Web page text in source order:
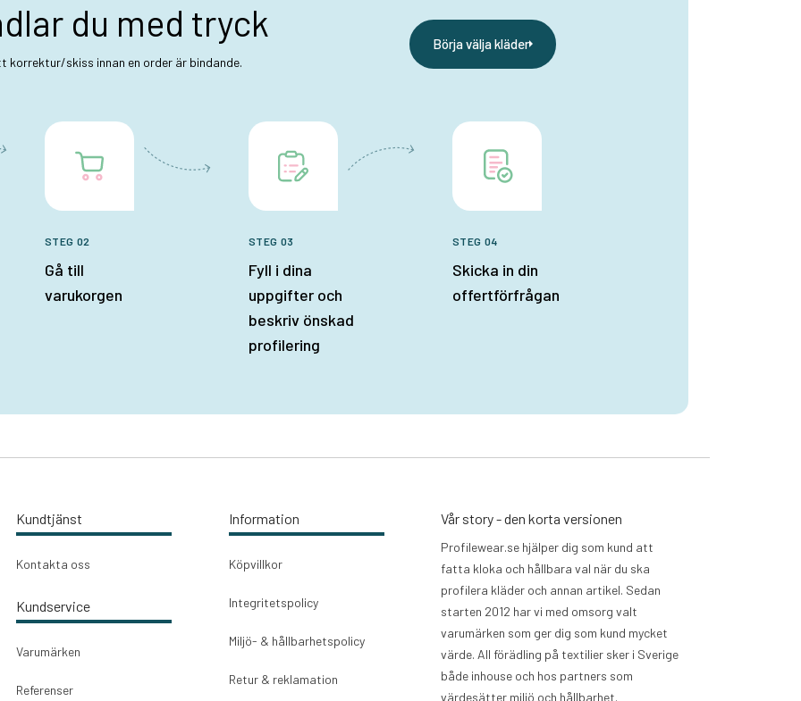
du med tryck
korrektur/skiss innan en order är bindande.
Börja välja kläder
STEG 02
Gå till
varukorgen
STEG 03
Fyll i dina
uppgifter och
beskriv önskad
profilering
STEG 04
Skicka in din
offertförfrågan
Kundtjänst
Kontakta oss
Kundservice
Varumärken
Referenser
Information
Köpvillkor
Integritetspolicy
Miljö- & hållbarhetspolicy
Retur & reklamation
Vår story - den korta versionen
Profilewear.se hjälper dig som kund att
fatta kloka och hållbara val när du ska
profilera kläder och annan artikel. Sedan
starten 2012 har vi med omsorg valt
varumärken som ger dig som kund mycket
värde. All förädling på textilier sker i Sverige
både inhouse och hos partners som
värdesätter miljö och hållbarhet.